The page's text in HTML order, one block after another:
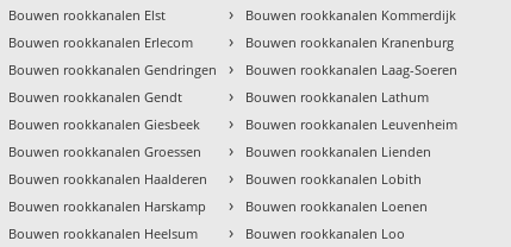
Bouwen rookkanalen Elst
Bouwen rookkanalen Erlecom
Bouwen rookkanalen Gendringen
Bouwen rookkanalen Gendt
Bouwen rookkanalen Giesbeek
Bouwen rookkanalen Groessen
Bouwen rookkanalen Haalderen
Bouwen rookkanalen Harskamp
Bouwen rookkanalen Heelsum
› Bouwen rookkanalen Kommerdijk
› Bouwen rookkanalen Kranenburg
› Bouwen rookkanalen Laag-Soeren
› Bouwen rookkanalen Lathum
› Bouwen rookkanalen Leuvenheim
› Bouwen rookkanalen Lienden
› Bouwen rookkanalen Lobith
› Bouwen rookkanalen Loenen
› Bouwen rookkanalen Loo